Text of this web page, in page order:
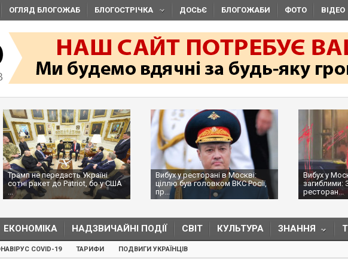
ОГЛЯД БЛОГОЖАБ БЛОГОСТРІЧКА ДОСЬЄ БЛОГОЖАБИ ФОТО ВІДЕО
Трамп не передасть Україні
сотні ракет до Patriot, бо у США
...
Вибух у ресторані в Москві:
ціллю був головком ВКС Росії,
пр...
Вибух у
загиблими:
ресторан...
ЕКОНОМІКА НАДЗВИЧАЙНІ ПОДІЇ СВІТ КУЛЬТУРА ЗНАННЯ
COVID-19 ТАРИФИ ПОДВИГИ УКРАЇНЦІВ